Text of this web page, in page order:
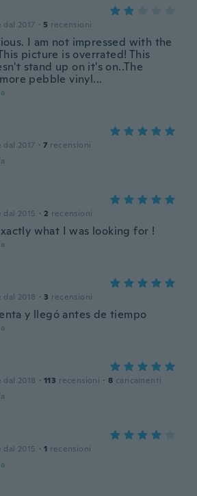
dal 2017 · 5 recensioni
I am not impressed with the
picture is overrated! This
stand up on it's on..The
pebble vinyl...
dal 2017 · 7 recensioni
dal 2015 · 2 recensioni
what I was looking for !
dal 2018 · 3 recensioni
y llegó antes de tiempo
dal 2018 · 113 recensioni · 8 caricamenti
dal 2015 · 1 recensioni